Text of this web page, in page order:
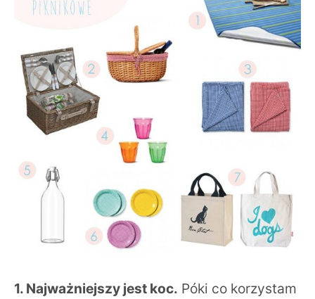
1. Najważniejszy jest koc. Póki co korzystam